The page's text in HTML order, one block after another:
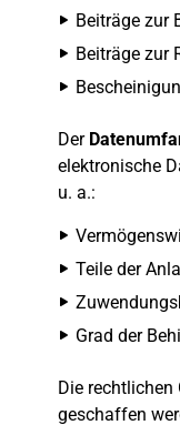
Beiträge zur
Beiträge zur
Der
elektronische
u. a.:
Teile der
Grad der
Die
geschaffen